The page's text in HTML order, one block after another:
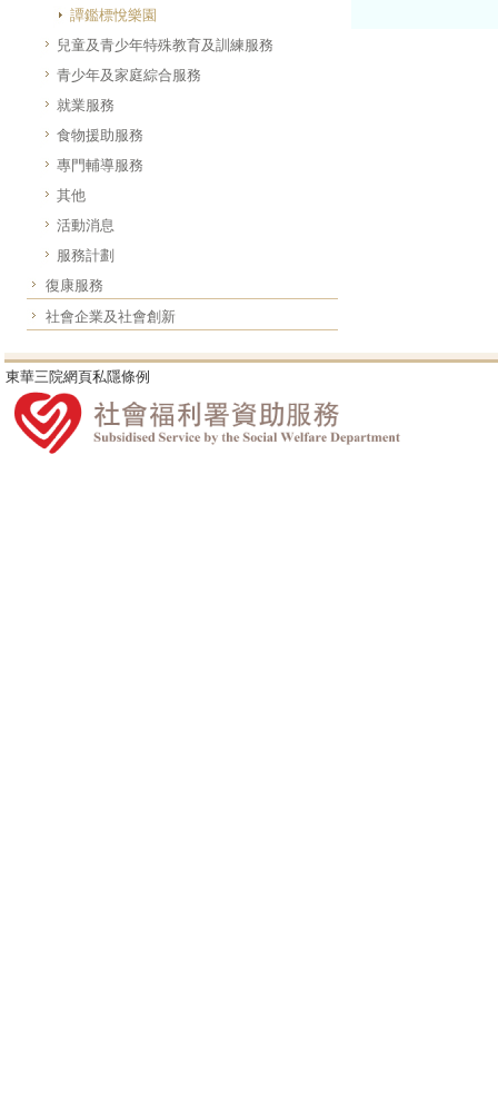
譚鑑標悅樂園
兒童及青少年特殊教育及訓練服務
青少年及家庭綜合服務
就業服務
食物援助服務
專門輔導服務
其他
活動消息
服務計劃
復康服務
社會企業及社會創新
東華三院網頁私隱條例